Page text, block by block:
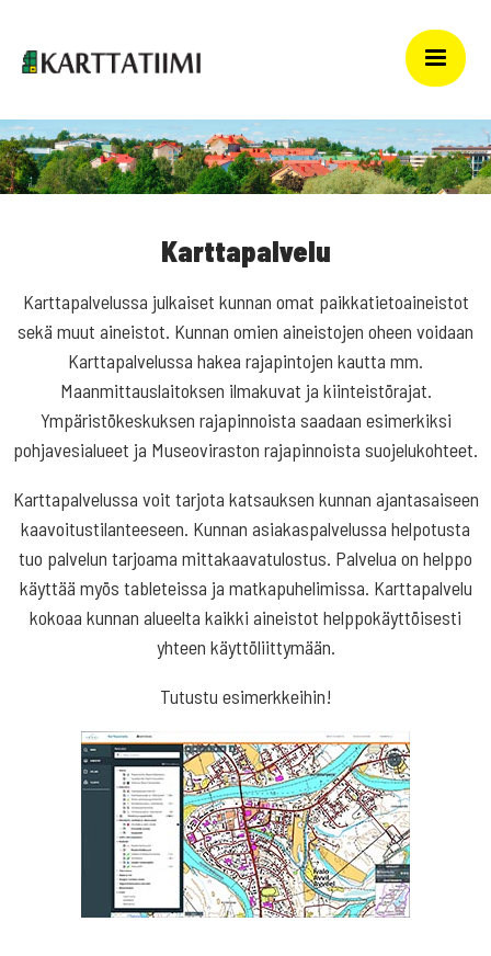
Karttapalvelu
Karttapalvelussa julkaiset kunnan omat paikkatietoaineistot
sekä muut aineistot. Kunnan omien aineistojen oheen voidaan
Karttapalvelussa hakea rajapintojen kautta mm.
Maanmittauslaitoksen ilmakuvat ja kiinteistörajat.
Ympäristökeskuksen rajapinnoista saadaan esimerkiksi
pohjavesialueet ja Museoviraston rajapinnoista suojelukohteet.
Karttapalvelussa voit tarjota katsauksen kunnan ajantasaiseen
kaavoitustilanteeseen. Kunnan asiakaspalvelussa helpotusta
tuo palvelun tarjoama mittakaavatulostus. Palvelua on helppo
käyttää myös tableteissa ja matkapuhelimissa. Karttapalvelu
kokoaa kunnan alueelta kaikki aineistot helppokäyttöisesti
yhteen käyttöliittymään.
Tutustu esimerkkeihin!